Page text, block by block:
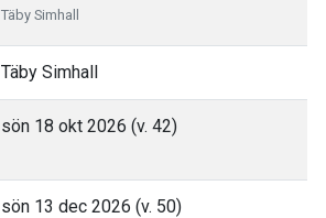
Täby Simhall
Täby Simhall
sön 18 okt 2026 (v. 42)
sön 13 dec 2026 (v. 50)